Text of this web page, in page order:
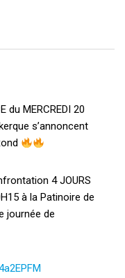
du MERCREDI 20
s’annoncent
4 JOURS
à la Patinoire de
journée de